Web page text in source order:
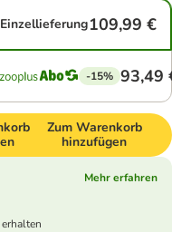
Einzellieferung109,99 €
-15% 93,49
Zum Warenkorb
hinzufügen
Mehr erfahren